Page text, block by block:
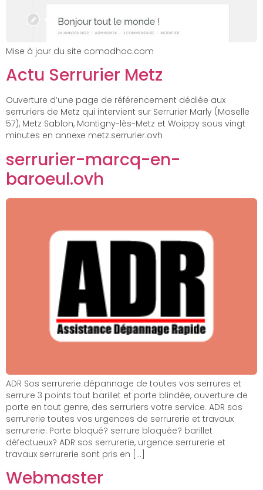
Mise à jour du site comadhoc.com
Actu Serrurier Metz
Ouverture d’une page de référencement dédiée aux
serruriers de Metz qui intervient sur Serrurier Marly (Moselle
57), Metz Sablon, Montigny-lès-Metz et Woippy sous vingt
minutes en annexe metz.serrurier.ovh
serrurier-marcq-en-
baroeul.ovh
ADR Sos serrurerie dépannage de toutes vos serrures et
serrure 3 points tout barillet et porte blindée, ouverture de
porte en tout genre, des serruriers votre service. ADR sos
serrurerie toutes vos urgences de serrurerie et travaux
serrurerie. Porte bloqué? serrure bloquée? barillet
défectueux? ADR sos serrurerie, urgence serrurerie et
travaux serrurerie sont pris en […]
Webmaster